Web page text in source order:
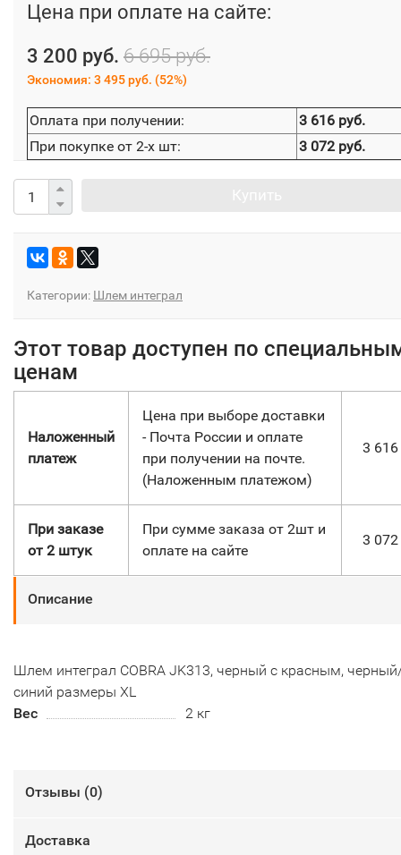
Цена при оплате на сайте:
3 200 руб. 6 695 руб.
Экономия: 3 495 руб. (52%)
Оплата при получении:
3 616 руб.
При покупке от 2-х шт:
3 072 руб.
Категории: Шлем интеграл
Этот товар доступен по
ценам
Наложенный
платеж
Цена при выборе доставки
- Почта России и оплате
при получении на почте.
(Наложенным платежом)
3 616
При заказе
от 2 штук
При сумме заказа от 2шт и
оплате на сайте
3 072
Описание
Шлем интеграл COBRA JK313, черный с красным,
синий размеры XL
Вес
2 кг
Отзывы (0)
Доставка